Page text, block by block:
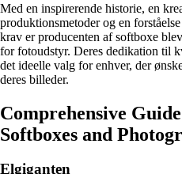
Med en inspirerende historie, en
produktionsmetoder og en
krav er producenten af softboxe
for fotoudstyr. Deres dedikation til
det ideelle valg for enhver, der
deres billeder.
Comprehensive
Softboxes and
Elgiganten